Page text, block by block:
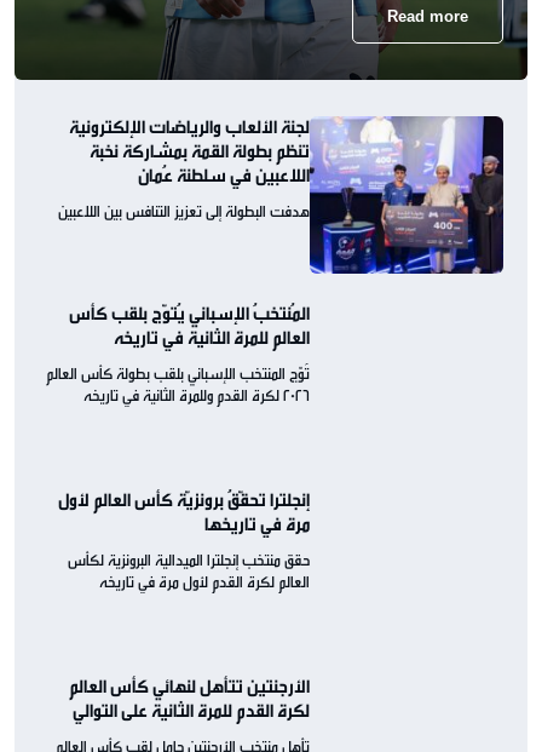
Read more
لجنة الألعاب والرياضات الإلكترونية
تنظم بطولة القمة بمشاركة نخبة
اللاعبين في سلطنة عُمان
هدفت البطولة إلى تعزيز التنافس بين اللاعبين
المُنتخبُ الإسباني يُتوّج بلقب كأس
العالم للمرة الثانية في تاريخه
تُوّج المنتخب الإسباني بلقب بطولة كأس العالم
2026 لكرة القدم وللمرة الثانية في تاريخه
إنجلترا تحقّقُ برونزيّة كأس العالم لأول
مرة في تاريخها
حقق منتخب إنجلترا الميدالية البرونزية لكأس
العالم لكرة القدم لأول مرة في تاريخه
الأرجنتين تتأهل لنهائي كأس العالم
لكرة القدم للمرة الثانية على التوالي
تأهل منتخب الأرجنتين حامل لقب كأس العالم